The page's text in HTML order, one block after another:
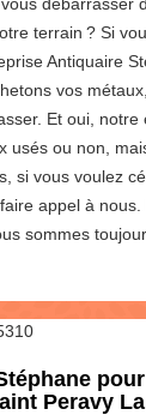
terrain ? Si
Antiquaire
vos
Et oui,
usés ou non,
si vous voulez
appel à
sommes
Peravy